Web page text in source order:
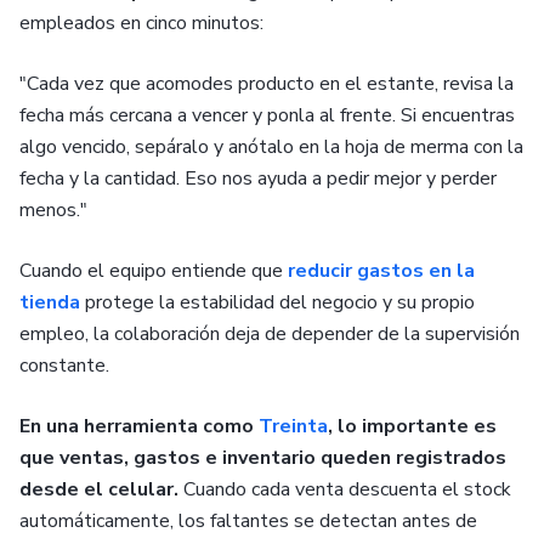
empleados en cinco minutos:
"Cada vez que acomodes producto en el estante, revisa la
fecha más cercana a vencer y ponla al frente. Si encuentras
algo vencido, sepáralo y anótalo en la hoja de merma con la
fecha y la cantidad. Eso nos ayuda a pedir mejor y perder
menos."
Cuando el equipo entiende que reducir gastos en la
tienda protege la estabilidad del negocio y su propio
empleo, la colaboración deja de depender de la supervisión
constante.
En una herramienta como Treinta, lo importante es
que ventas, gastos e inventario queden registrados
desde el celular. Cuando cada venta descuenta el stock
automáticamente, los faltantes se detectan antes de